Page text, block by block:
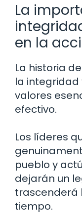
La
en la
La historia
la integridad
valores
efectivo.
Los líderes
pueblo y
dejarán un
trascenderá
tiempo.